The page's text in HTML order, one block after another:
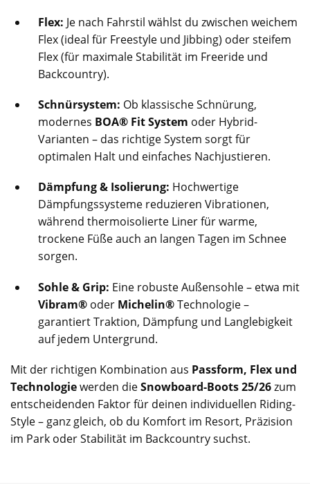
Flex: Je nach Fahrstil wählst du zwischen weichem
Flex (ideal für Freestyle und Jibbing) oder steifem
Flex (für maximale Stabilität im Freeride und
Backcountry).
Schnürsystem: Ob klassische Schnürung,
modernes BOA® Fit System oder Hybrid-
Varianten – das richtige System sorgt für
optimalen Halt und einfaches Nachjustieren.
Dämpfung & Isolierung: Hochwertige
Dämpfungssysteme reduzieren Vibrationen,
während thermoisolierte Liner für warme,
trockene Füße auch an langen Tagen im Schnee
sorgen.
Sohle & Grip: Eine robuste Außensohle – etwa mit
Vibram® oder Michelin®Technologie –
garantiert Traktion, Dämpfung und Langlebigkeit
auf jedem Untergrund.
Mit der richtigen Kombination aus Passform, Flex und
Technologiewerden dieSnowboard-Boots 25/26zum
entscheidenden Faktor für deinen individuellen Riding-
Style – ganz gleich, ob du Komfort im Resort, Präzision
im Park oder Stabilität im Backcountry suchst.